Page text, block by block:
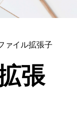
ァイル拡張子
張